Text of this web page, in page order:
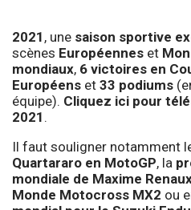
2021 , une saison sportive
scènes Européennes et
mondiaux, 6 victoires en
Européens et 33 podiums
équipe). Cliquez ici pour
2021 .
Il faut souligner notamment
Quartararo en MotoGP, la
mondiale de Maxime
Monde Motocross MX2 ou